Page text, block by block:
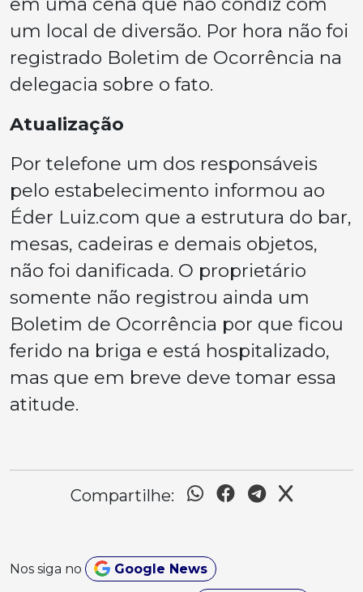
um local de diversão. Por hora não foi
registrado Boletim de Ocorrência na
delegacia sobre o fato.
Atualização
Por telefone um dos responsáveis
pelo estabelecimento informou ao
Éder Luiz.com que a estrutura do bar,
mesas, cadeiras e demais objetos,
não foi danificada. O proprietário
somente não registrou ainda um
Boletim de Ocorrência por que ficou
ferido na briga e está hospitalizado,
mas que em breve deve tomar essa
atitude.
Compartilhe:
Nos siga no Google News